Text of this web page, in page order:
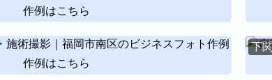
考え方をご紹介しています。
を、少し知っていただけたらうれしいです。
作例はこちら
作例はこちら
下